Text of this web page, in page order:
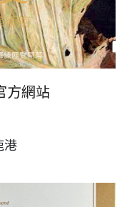
方網站
港
屆董事